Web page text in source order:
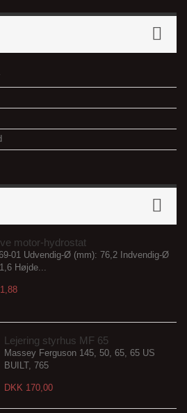
motor-hydrostat
01 Udvendig-Ø (mm): 76,2 Indvendig-Ø
Højde...
Lejering styrhus MF 65
Massey Ferguson 145, 50, 65, 65 US
BUILT, 765
DKK 170,00